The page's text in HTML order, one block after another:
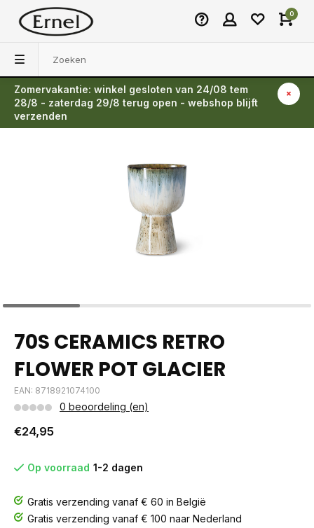
0
Zomervakantie: winkel gesloten van 24/08 tem
28/8 - zaterdag 29/8 terug open - webshop blijft
verzenden
Terug
70S CERAMICS RETRO
FLOWER POT GLACIER
EAN: 8718921074100
0 beoordeling (en)
€24,95
Op voorraad 1-2 dagen
Gratis verzending vanaf € 60 in België
Gratis verzending vanaf € 100 naar Nederland